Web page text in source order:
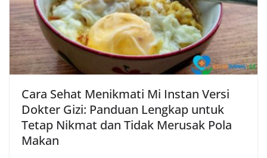
Cara Sehat Menikmati Mi Instan Versi
Dokter Gizi: Panduan Lengkap untuk
Tetap Nikmat dan Tidak Merusak Pola
Makan